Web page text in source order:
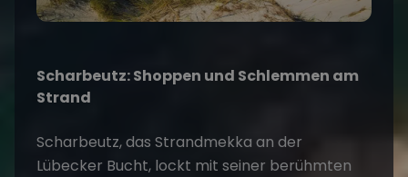
Scharbeutz: Shoppen und Schlemmen am
Strand
Scharbeutz, das Strandmekka an der
Lübecker Bucht, lockt mit seiner berühmten